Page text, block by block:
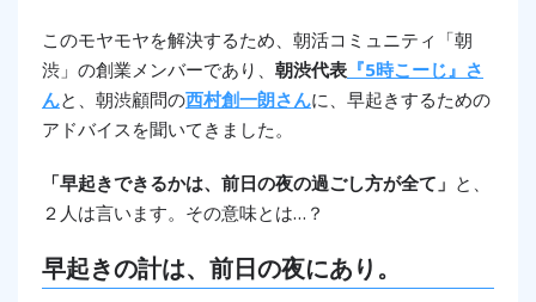
このモヤモヤを解決するため、朝活コミュニティ「朝
渋」の創業メンバーであり、 朝渋代表 『5時こーじ』さ
んと、朝渋顧問の西村創一朗さんに、早起きするための
アドバイスを聞いてきました。
「早起きできるかは、前日の夜の過ごし方が全て」 と、
２人は言います。その意味とは…？
早起きの計は、前日の夜にあり。